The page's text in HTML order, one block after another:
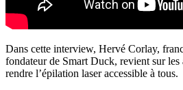
Dans cette interview, Hervé Corlay,
fondateur de Smart Duck, revient sur les
rendre l’épilation laser accessible à tous.